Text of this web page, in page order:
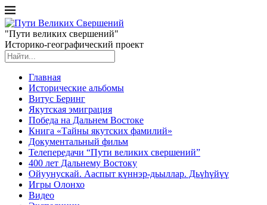
"Пути великих свершений"
Историко-географический проект
Главная
Исторические альбомы
Витус Беринг
Якутская эмиграция
Победа на Дальнем Востоке
Книга «Тайны якутских фамилий»
Документальный фильм
Телепередачи “Пути великих свершений”
400 лет Дальнему Востоку
Ойуунускай. Ааспыт күннэр-дьыллар. Дьүһүйүү
Игры Олонхо
Видео